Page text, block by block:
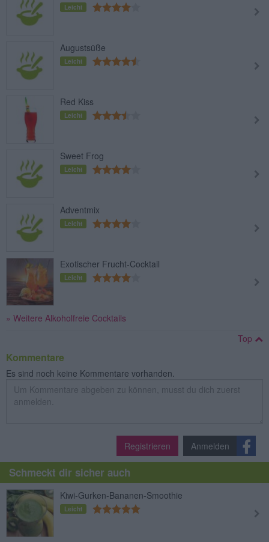
Leicht
Augustsüße
Leicht
Red Kiss
Leicht
Sweet Frog
Leicht
Adventmix
Leicht
Exotischer Frucht-Cocktail
Leicht
» Weitere Alkoholfreie Cocktails
Top
Kommentare
Es sind noch keine Kommentare vorhanden.
Registrieren Anmelden
Schmeckt dir sicher auch
Kiwi-Gurken-Bananen-Smoothie
Leicht